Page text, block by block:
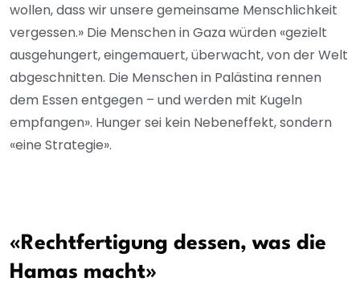
wollen, dass wir unsere gemeinsame Menschlichkeit
vergessen.» Die Menschen in Gaza würden «gezielt
ausgehungert, eingemauert, überwacht, von der Welt
abgeschnitten. Die Menschen in Palästina rennen
dem Essen entgegen – und werden mit Kugeln
empfangen». Hunger sei kein Nebeneffekt, sondern
«eine Strategie».
«Rechtfertigung dessen, was die
Hamas macht»